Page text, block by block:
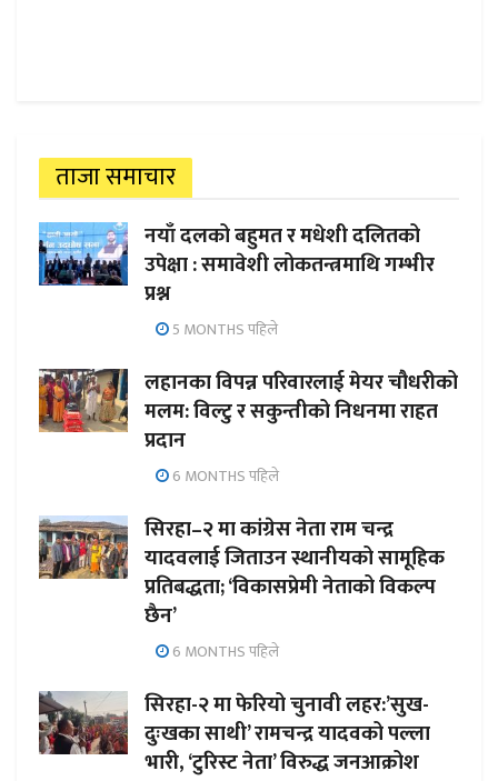
ताजा समाचार
नयाँ दलको बहुमत र मधेशी दलितको
उपेक्षा : समावेशी लोकतन्त्रमाथि गम्भीर
प्रश्न
5 MONTHS पहिले
लहानका विपन्न परिवारलाई मेयर चौधरीको
मलम: विल्टु र सकुन्तीको निधनमा राहत
प्रदान
6 MONTHS पहिले
सिरहा–२ मा कांग्रेस नेता राम चन्द्र
यादवलाई जिताउन स्थानीयको सामूहिक
प्रतिबद्धता; ‘विकासप्रेमी नेताको विकल्प
छैन’
6 MONTHS पहिले
सिरहा-२ मा फेरियो चुनावी लहर:’सुख-
दुःखका साथी’ रामचन्द्र यादवको पल्ला
भारी, ‘टुरिस्ट नेता’ विरुद्ध जनआक्रोश